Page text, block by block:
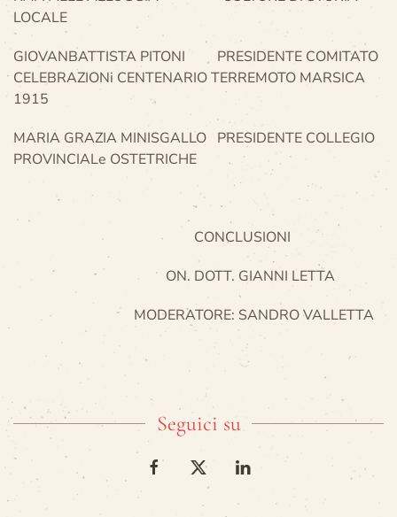
LOCALE
GIOVANBATTISTA PITONI PRESIDENTE COMITATO
CELEBRAZIONi CENTENARIO TERREMOTO MARSICA
1915
MARIA GRAZIA MINISGALLO PRESIDENTE COLLEGIO
PROVINCIALe OSTETRICHE
CONCLUSIONI
ON. DOTT. GIANNI LETTA
MODERATORE: SANDRO VALLETTA
Seguici su